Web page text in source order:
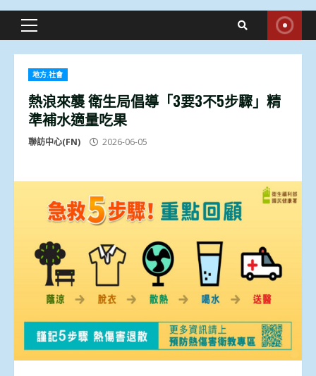
Primary
地方.社會
熱浪來襲 衛生局倡導「3要3不5步驟」精
準補水適量吃果
聯訪中心(FN) 2026-06-05